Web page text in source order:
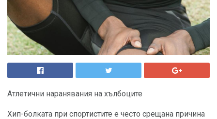
Атлетични наранявания на хълбоците
Хип-болката при спортистите е често срещана причина